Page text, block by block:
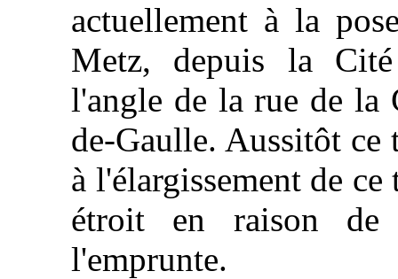
actuellement à la
Metz, depuis la Cité
l'angle de la rue de la
de-Gaulle. Aussitôt ce
à l'élargissement de
étroit en raison de
l'emprunte.